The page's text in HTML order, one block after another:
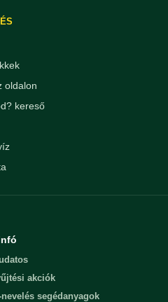
oldalon
kereső
akciók
segédanyagok